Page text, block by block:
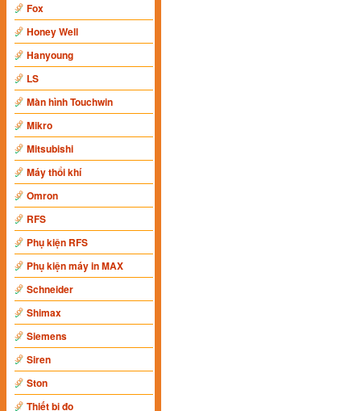
Fox
Honey Well
Hanyoung
LS
Màn hình Touchwin
Mikro
Mitsubishi
Máy thổi khí
Omron
RFS
Phụ kiện RFS
Phụ kiện máy in MAX
Schneider
Shimax
Siemens
Siren
Ston
Thiết bị đo